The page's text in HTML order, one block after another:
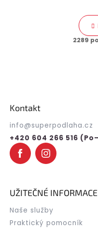
2289
Kontakt
info@superpodlaha.cz
+420 604 266 516
UŽITEČNÉ INFORMACE
Naše služby
Praktický pomocník